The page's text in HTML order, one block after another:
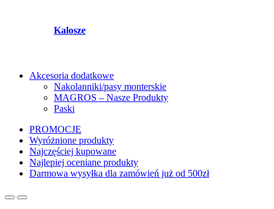
Kalosze
Akcesoria dodatkowe
Nakolanniki/pasy monterskie
MAGROS – Nasze Produkty
Paski
PROMOCJE
Wyróżnione produkty
Najczęściej kupowane
Najlepiej oceniane produkty
Darmowa wysyłka dla zamówień już od 500zł